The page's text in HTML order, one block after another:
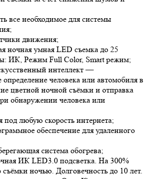
все необходимое для системы
движения;
ночная умная LED съемка до 25
ИК, Режим Full Color, Smart режим;
интеллект —
определение человека или автомобиля в
цветной ночной съёмки и отправка
обнаружении человека или
под любую скорость интернета;
обеспечение для удаленного
система обогрева;
ИК LED3.0 подсветка. На 300%
съёмки ночью. Долговечность до 10 лет.